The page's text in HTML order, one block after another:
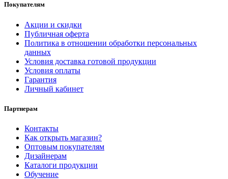
Покупателям
Акции и скидки
Публичная оферта
Политика в отношении обработки персональных
данных
Условия доставка готовой продукции
Условия оплаты
Гарантия
Личный кабинет
Партнерам
Контакты
Как открыть магазин?
Оптовым покупателям
Дизайнерам
Каталоги продукции
Обучение